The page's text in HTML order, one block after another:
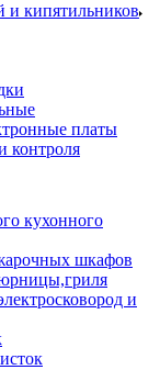
и кипятильников
платы
контроля
кухонного
шкафов
и